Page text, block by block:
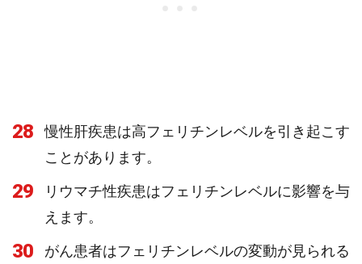
28
慢性肝疾患は高フェリチンレベルを引き起こす
ことがあります。
29
リウマチ性疾患はフェリチンレベルに影響を与
えます。
30
がん患者はフェリチンレベルの変動が見られる